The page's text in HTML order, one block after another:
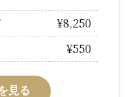
¥8,250
¥550
見る